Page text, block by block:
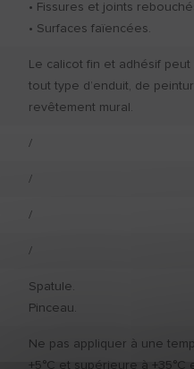
• Fissures et joints
• Surfaces faïencées.
Le calicot fin et adhésif
tout type d’enduit, de
revêtement mural.
/
/
/
/
Spatule.
Pinceau.
Ne pas appliquer à une
+5°C et supérieure à +35°C